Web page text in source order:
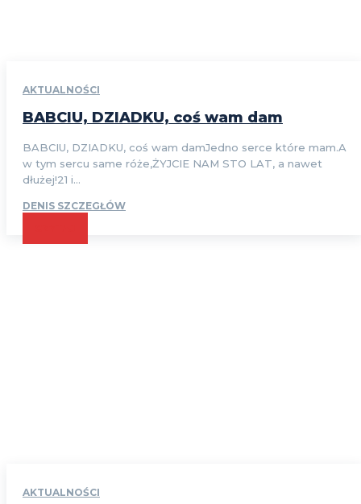
AKTUALNOŚCI
BABCIU, DZIADKU, coś wam dam
BABCIU, DZIADKU, coś wam damJedno serce które mam.A
w tym sercu same róże,ŻYJCIE NAM STO LAT, a nawet
dłużej!21 i...
DENIS SZCZEGŁÓW
AKTUALNOŚCI